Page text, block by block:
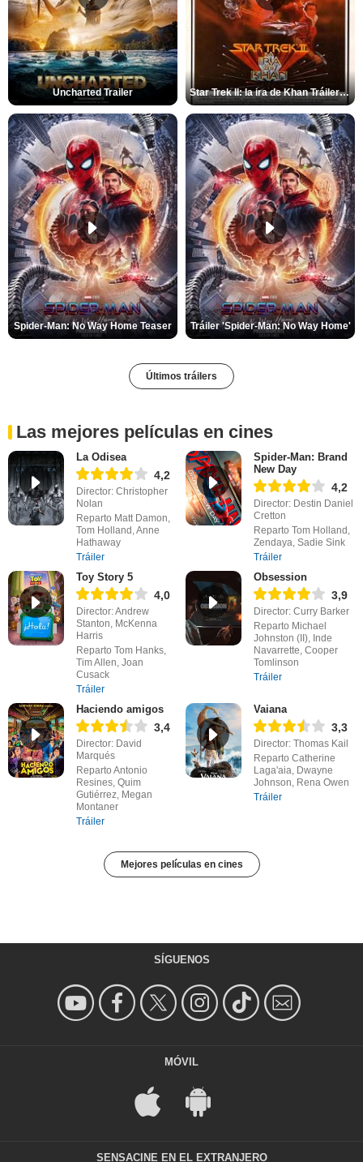
Uncharted Trailer Star Trek II: la ira de Khan Tráiler VO
Spider-Man: No Way Home Teaser Tráiler 'Spider-Man: No Way Home'
Últimos tráilers
Las mejores películas en cines
La Odisea
4,2
Director: Christopher
Nolan
Reparto Matt Damon,
Tom Holland, Anne
Hathaway
Tráiler
Spider-Man: Brand
New Day
4,2
Director: Destin Daniel
Cretton
Reparto Tom Holland,
Zendaya, Sadie Sink
Tráiler
Toy Story 5
4,0
Director: Andrew
Stanton, McKenna
Harris
Reparto Tom Hanks,
Tim Allen, Joan
Cusack
Tráiler
Obsession
3,9
Director: Curry Barker
Reparto Michael
Johnston (II), Inde
Navarrette, Cooper
Tomlinson
Tráiler
Haciendo amigos
3,4
Director: David
Marqués
Reparto Antonio
Resines, Quim
Gutiérrez, Megan
Montaner
Tráiler
Vaiana
3,3
Director: Thomas Kail
Reparto Catherine
Laga'aia, Dwayne
Johnson, Rena Owen
Tráiler
Mejores películas en cines
SÍGUENOS
MÓVIL
SENSACINE EN EL EXTRANJERO